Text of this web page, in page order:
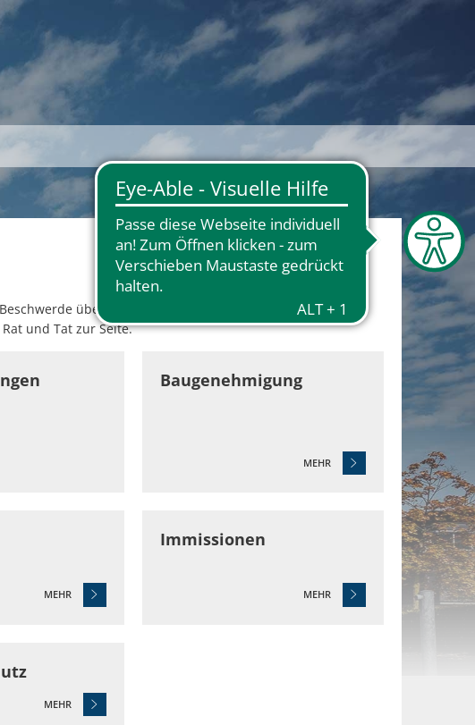
über unzumutbare Lärm- und
und Tat zur Seite.
Baugenehmigung
MEHR
MEHR
Immissionen
MEHR
MEHR